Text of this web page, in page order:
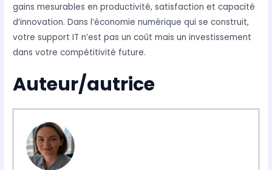
gains mesurables en productivité, satisfaction et capacité
d’innovation. Dans l’économie numérique qui se construit,
votre support IT n’est pas un coût mais un investissement
dans votre compétitivité future.
Auteur/autrice